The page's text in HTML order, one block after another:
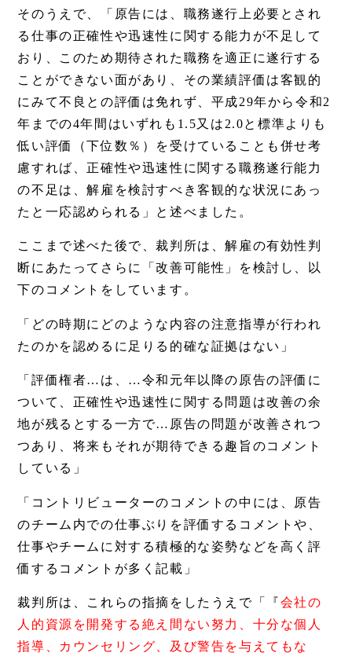
そのうえで、「原告には、職務遂行上必要とされ
る仕事の正確性や迅速性に関する能力が不足して
おり、このため期待された職務を適正に遂行する
ことができない面があり、その業績評価は客観的
にみて不良との評価は免れず、平成29年から令和2
年までの4年間はいずれも1.5又は2.0と標準よりも
低い評価（下位数％）を受けていることも併せ考
慮すれば、正確性や迅速性に関する職務遂行能力
の不足は、解雇を検討すべき客観的な状況にあっ
たと一応認められる」と述べました。
ここまで述べた後で、裁判所は、解雇の有効性判
断にあたってさらに「改善可能性」を検討し、以
下のコメントをしています。
「どの時期にどのような内容の注意指導が行われ
たのかを認めるに足りる的確な証拠はない」
「評価権者…は、…令和元年以降の原告の評価に
ついて、正確性や迅速性に関する問題は改善の余
地が残るとする一方で…原告の問題が改善されつ
つあり、将来もそれが期待できる趣旨のコメント
している」
「コントリビューターのコメントの中には、原告
のチーム内での仕事ぶりを評価するコメントや、
仕事やチームに対する積極的な姿勢などを高く評
価するコメントが多く記載」
裁判所は、これらの指摘をしたうえで「『会社の
人的資源を開発する絶え間ない努力、十分な個人
指導、カウンセリング、及び警告を与えてもな